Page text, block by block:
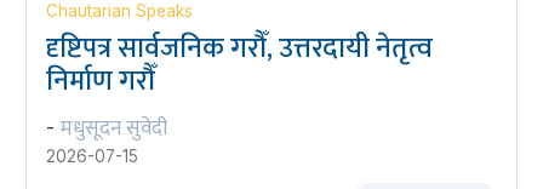
Chautarian Speaks
दृष्टिपत्र सार्वजनिक गरौँ, उत्तरदायी नेतृत्व
निर्माण गरौँ
- मधुसूदन सुवेदी
2026-07-15